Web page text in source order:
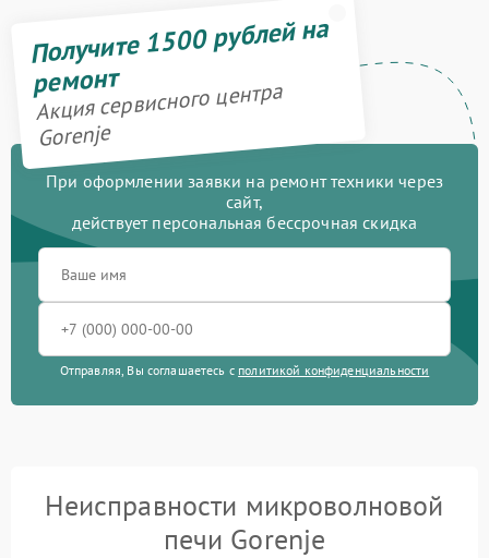
Получите 1500 рублей на
ремонт
Акция сервисного центра
Gorenje
При оформлении заявки на ремонт техники через
сайт,
действует персональная бессрочная скидка
Отправляя, Вы соглашаетесь с политикой конфиденциальности
Неисправности микроволновой
печи Gorenje